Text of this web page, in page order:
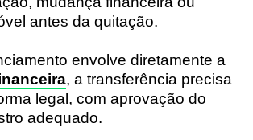
antes da quitação.
envolve diretamente a
, a transferência precisa
legal, com aprovação do
adequado.